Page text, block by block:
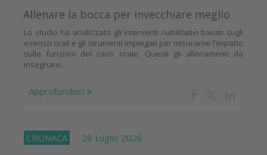
Allenare la bocca per invecchiare meglio
Lo studio ha analizzato gli interventi riabilitativi basati sugli
esercizi orali e gli strumenti impiegati per misurarne l’impatto
sulle funzioni del cavo orale. Questi gli allenamenti da
insegnare...
Approfondisci
CRONACA 28 Luglio 2026